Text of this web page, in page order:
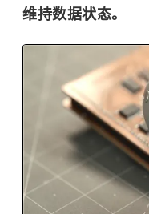
维持数据状态。